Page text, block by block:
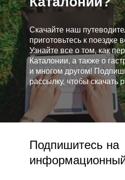
Скачайте наш
приготовьтесь к поездке
Узнайте все о том, как
Каталонии, а также о
и многом другом!
рассылку, чтобы скачать
Подпишитесь на